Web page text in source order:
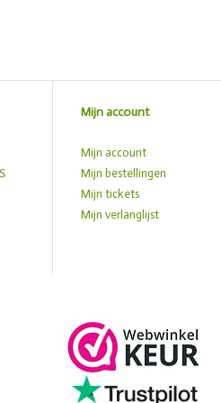
Mijn account
Mijn account
Mijn bestellingen
Mijn tickets
Mijn verlanglijst